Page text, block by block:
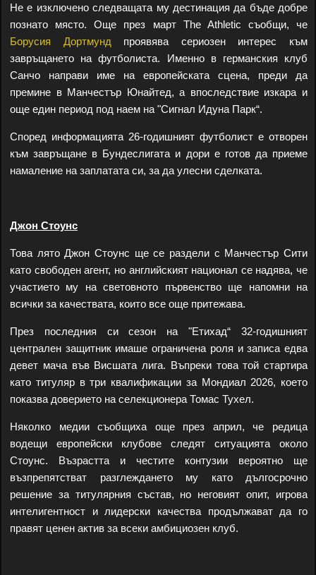
Не е изключено следващата му дестинация да бъде добре
познато място. Още през март The Athletic съобщи, че
Борусия Дортмунд проявява сериозен интерес към
завръщането на футболиста. Именно в германския клуб
Санчо направи име на европейската сцена, преди да
премине в Манчестър Юнайтед, а впоследствие изкара и
още един период под наем на "Сигнал Идуна Парк“.
Според информацията 26-годишният футболист е отворен
към завръщане в Бундеслигата и дори е готов да приеме
намаление на заплатата си, за да улесни сделката.
Джон Стоунс
Това лято Джон Стоунс ще се раздели с Манчестър Сити
като свободен агент, но английският национал се надява, че
участието му на световното първенство ще напомни на
всички за качествата, които все още притежава.
През последния си сезон на "Етихад“ 32-годишният
централен защитник имаше ограничена роля и записа едва
девет мача във Висшата лига. Въпреки това той стартира
като титуляр в три квалификации за Мондиал 2026, което
показва доверието на селекционера Томас Тухел.
Няколко медии съобщиха още през април, че редица
водещи европейски клубове следят ситуацията около
Стоунс. Възрастта и честите контузии вероятно ще
възпрепятстват разглеждането му като дългосрочно
решение за титулярния състав, но неговият опит, игрова
интелигентност и лидерски качества продължават да го
правят ценен актив за всеки амбициозен клуб.